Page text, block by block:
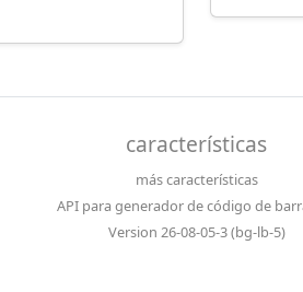
características
más características
API para generador de código de
Version 26-08-05-3 (bg-lb-5)